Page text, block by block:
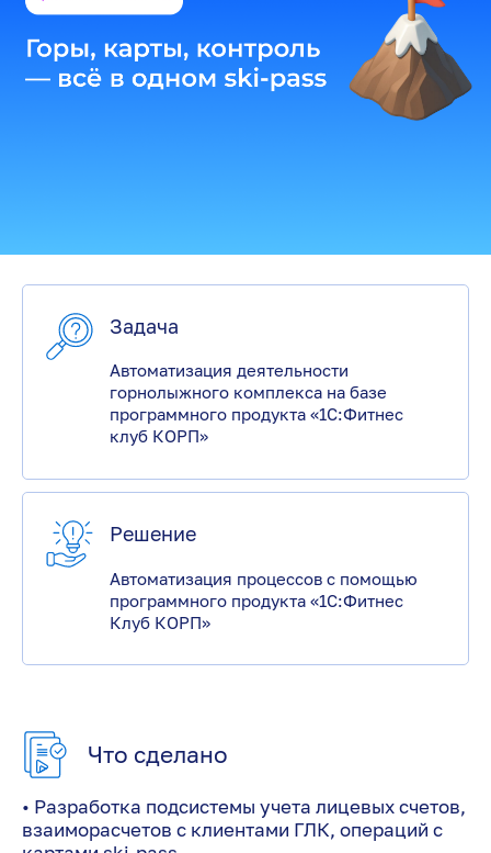
Задача
Автоматизация деятельности
горнолыжного комплекса на базе
программного продукта «1С:Фитнес
клуб КОРП»
Решение
Автоматизация процессов с помощью
программного продукта «1С:Фитнес
Клуб КОРП»
Что сделано
• Разработка подсистемы учета лицевых счетов,
взаиморасчетов с клиентами ГЛК, операций с